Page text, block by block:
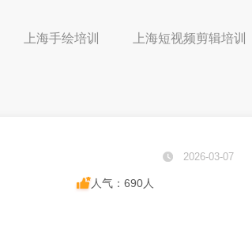
上海手绘培训 上海短视频剪辑培训
2026-03-07
人气：690人